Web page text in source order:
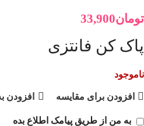
تومان33,900
پاک کن فانتزی
ناموجود
افزودن برای مقایسه افزودن
به من از طریق پیامک اطلاع بده